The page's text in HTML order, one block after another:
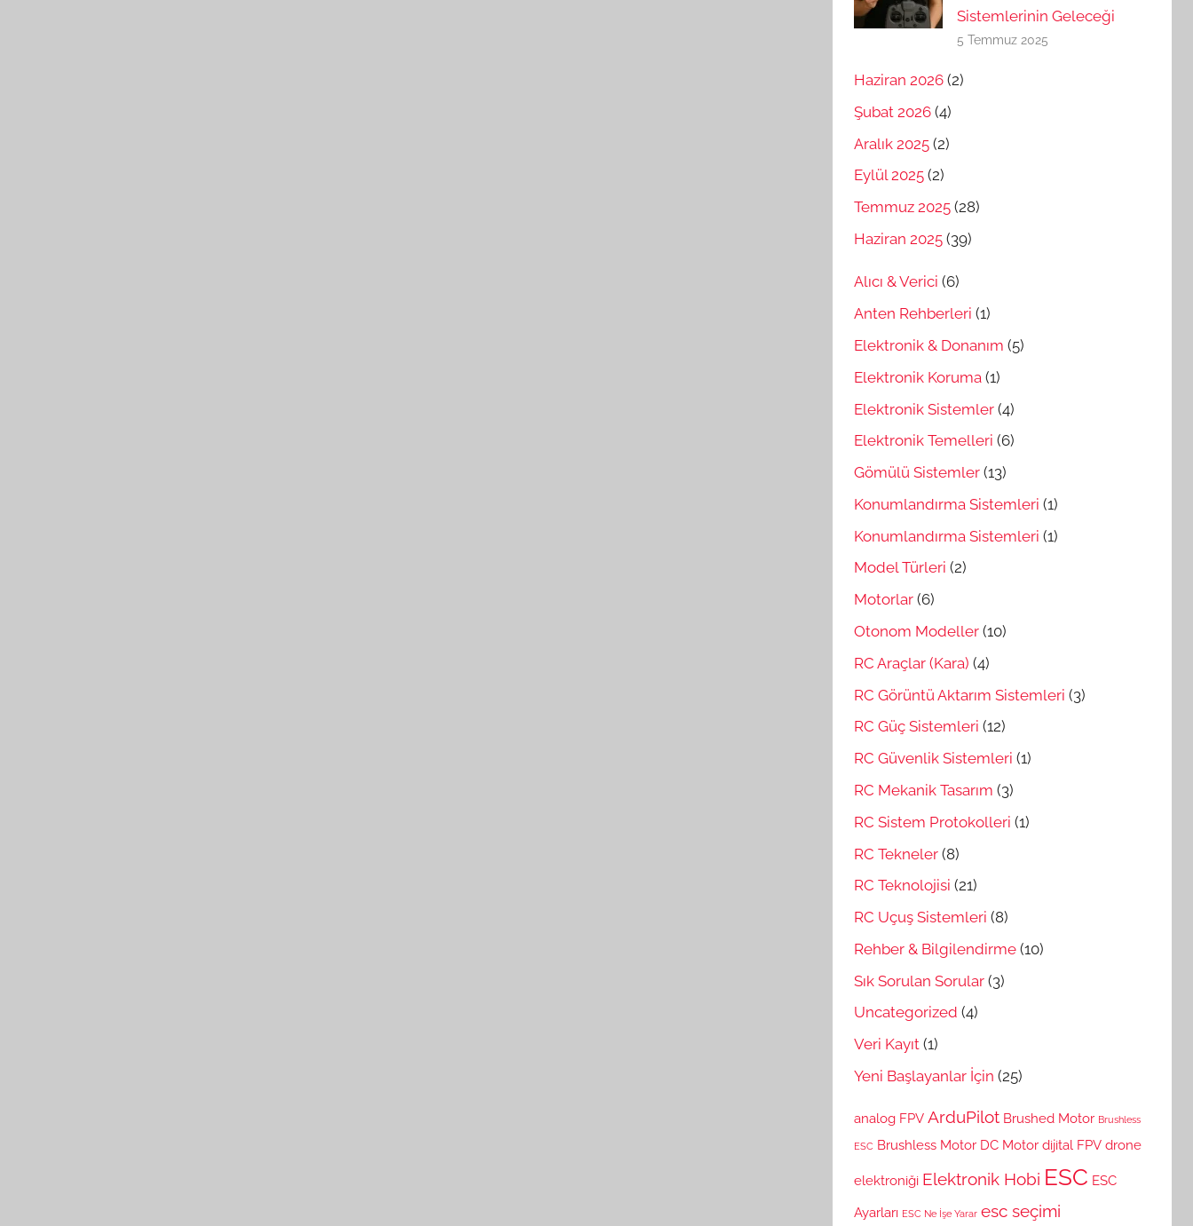
Sistemlerinin Geleceği
5 Temmuz 2025
Haziran 2026 (2)
Şubat 2026 (4)
Aralık 2025 (2)
Eylül 2025 (2)
Temmuz 2025 (28)
Haziran 2025 (39)
Alıcı & Verici (6)
Anten Rehberleri (1)
Elektronik & Donanım (5)
Elektronik Koruma (1)
Elektronik Sistemler (4)
Elektronik Temelleri (6)
Gömülü Sistemler (13)
Konumlandırma Sistemleri (1)
Konumlandırma Sistemleri (1)
Model Türleri (2)
Motorlar (6)
Otonom Modeller (10)
RC Araçlar (Kara) (4)
RC Görüntü Aktarım Sistemleri (3)
RC Güç Sistemleri (12)
RC Güvenlik Sistemleri (1)
RC Mekanik Tasarım (3)
RC Sistem Protokolleri (1)
RC Tekneler (8)
RC Teknolojisi (21)
RC Uçuş Sistemleri (8)
Rehber & Bilgilendirme (10)
Sık Sorulan Sorular (3)
Uncategorized (4)
Veri Kayıt (1)
Yeni Başlayanlar İçin (25)
analog FPV ArduPilot Brushed Motor Brushless
ESC Brushless Motor DC Motor dijital FPV drone
elektroniği Elektronik Hobi ESC ESC
Ayarları ESC Ne İşe Yarar esc seçimi